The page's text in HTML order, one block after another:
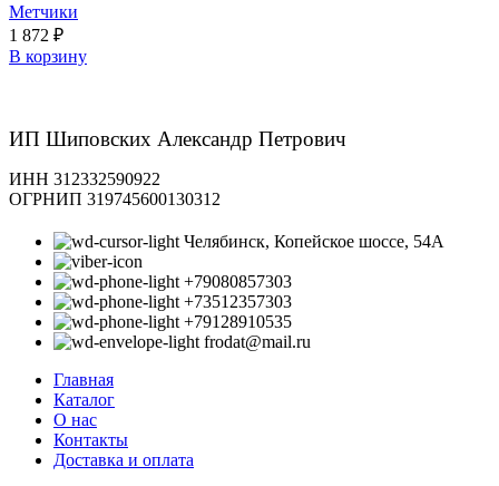
Метчики
1 872 ₽
В корзину
ИП Шиповских Александр Петрович
ИНН 312332590922
ОГРНИП 319745600130312
Челябинск, Копейское шоссе, 54А
+79080857303
+73512357303
+79128910535
frodat@mail.ru
Главная
Каталог
О нас
Контакты
Доставка и оплата